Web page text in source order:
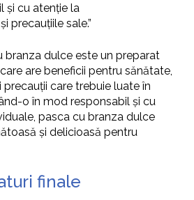
și cu atenție la
precauțiile sale.”
branza dulce este un preparat
are beneficii pentru sănătate,
care trebuie luate în
o în mod responsabil și cu
pasca cu branza dulce
și delicioasă pentru
finale